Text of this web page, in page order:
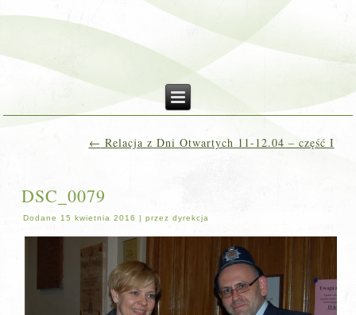
← Relacja z Dni Otwartych 11-12.04 – część I
DSC_0079
Dodane 15 kwietnia 2016 |przez dyrekcja